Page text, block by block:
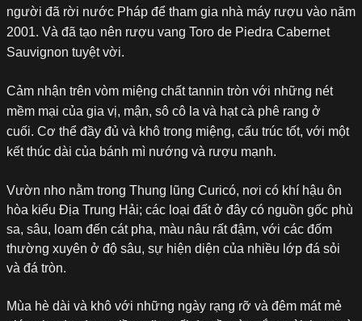
người đã rời nước Pháp để tham gia nhà máy rượu vào năm
2001. Và đã tạo nên rượu vang Toro de Piedra Cabernet
Sauvignon tuyệt vời.
Cảm nhận trên vòm miệng chất tannin tròn với những nét
mềm mại của gia vị, mận, sô cô la và hạt cà phê rang ở
cuối. Cơ thể đầy đủ và khô trong miệng, cấu trúc tốt, với một
kết thúc dài của bánh mì nướng và rượu mạnh.
Vườn nho nằm trong Thung lũng Curicó, nơi có khí hậu ôn
hòa kiểu Địa Trung Hải; các loại đất ở đây có nguồn gốc phù
sa, sâu, loam đến cát pha, màu nâu rất đậm, với các đốm
thường xuyên ở độ sâu, sự hiện diện của nhiều lớp đá sỏi
và đá tròn.
Mùa hè dài và khô với những ngày rạng rỡ và đêm mát mẻ